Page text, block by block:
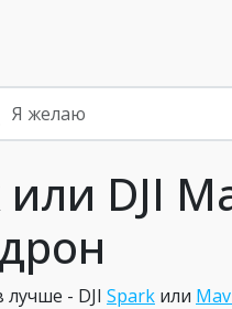
или DJI
лучше - DJI Spark или